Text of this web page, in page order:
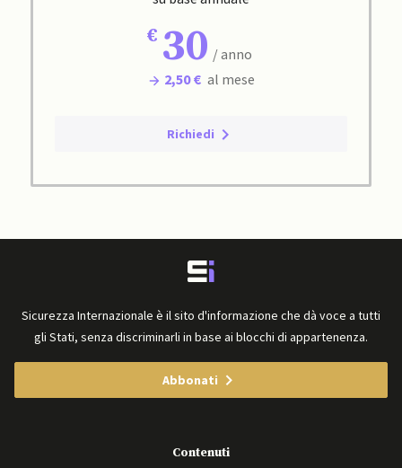
30 / anno
2,50 € al mese
Richiedi
Sicurezza Internazionale è il sito d'informazione che dà voce a tutti
gli Stati, senza discriminarli in base ai blocchi di appartenenza.
Abbonati
Contenuti